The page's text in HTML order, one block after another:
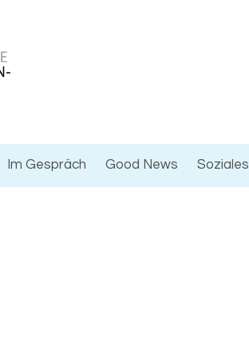
Im Gespräch Good News Soziales